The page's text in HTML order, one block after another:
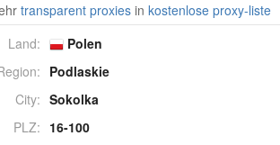
transparent proxiesin kostenlose proxy-liste
Land:
Polen
Podlaskie
City: Sokolka
PLZ: 16-100